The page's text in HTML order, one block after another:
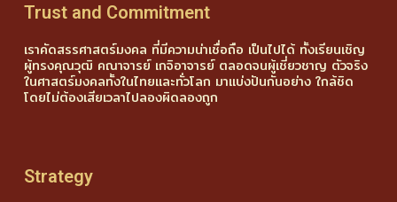
Trust and Commitment
เราคัดสรรศาสตร์มงคล ที่มีความน่าเชื่อถือ เป็นไปได้ ทั้งเรียนเชิญ
ผู้ทรงคุณวุฒิ คณาจารย์ เกจิอาจารย์ ตลอดจนผู้เชี่ยวชาญ ตัวจริง
ในศาสตร์มงคลทั้งในไทยและทั่วโลก มาแบ่งปันกันอย่าง ใกล้ชิด
โดยไม่ต้องเสียเวลาไปลองผิดลองถูก
Strategy